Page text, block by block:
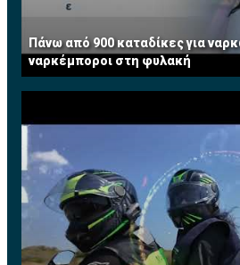
Πάνω από 900 καταδίκες για
ναρκέμποροι στη φυλακή